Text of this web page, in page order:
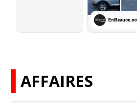
AFFAIRES